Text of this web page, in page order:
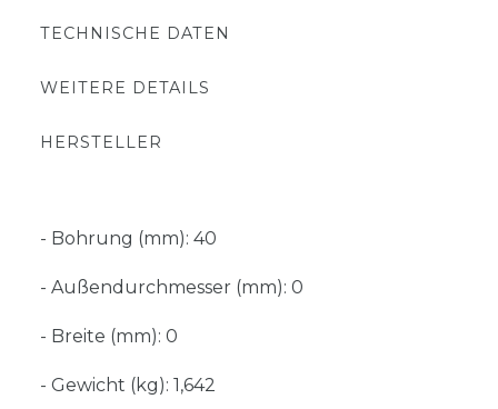
TECHNISCHE DATEN
WEITERE DETAILS
HERSTELLER
- Bohrung (mm): 40
- Außendurchmesser (mm): 0
- Breite (mm): 0
- Gewicht (kg): 1,642